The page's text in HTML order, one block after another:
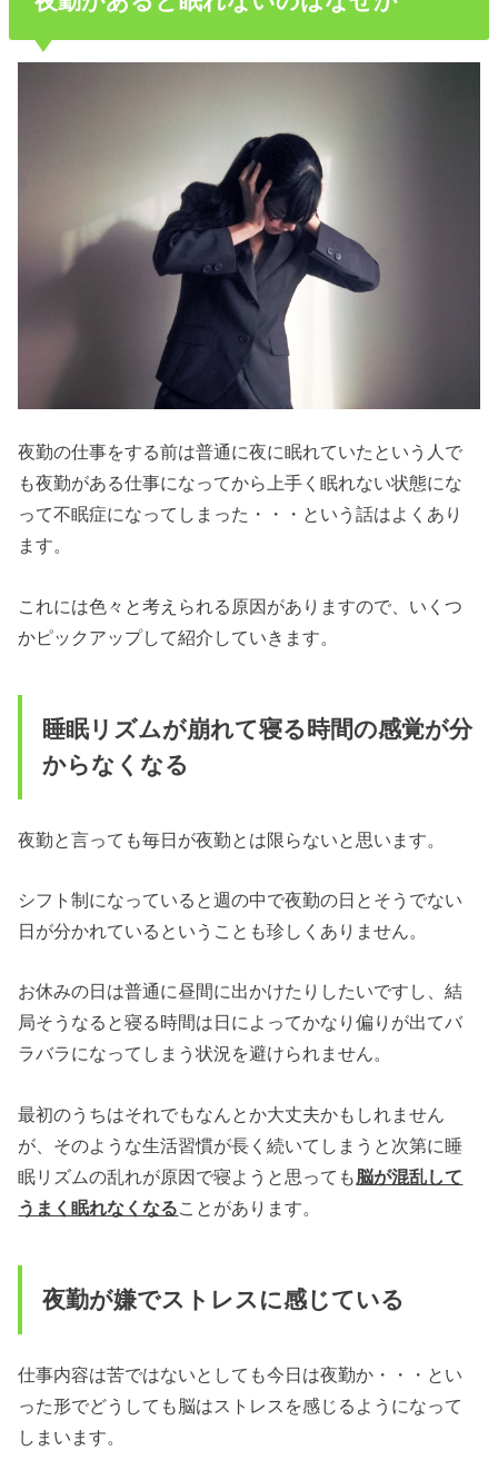
夜勤の仕事をする前は普通に夜に眠れていたという人で
も夜勤がある仕事になってから上手く眠れない状態にな
って不眠症になってしまった・・・という話はよくあり
ます。
これには色々と考えられる原因がありますので、いくつ
かピックアップして紹介していきます。
睡眠リズムが崩れて寝る時間の感覚が分
からなくなる
夜勤と言っても毎日が夜勤とは限らないと思います。
シフト制になっていると週の中で夜勤の日とそうでない
日が分かれているということも珍しくありません。
お休みの日は普通に昼間に出かけたりしたいですし、結
局そうなると寝る時間は日によってかなり偏りが出てバ
ラバラになってしまう状況を避けられません。
最初のうちはそれでもなんとか大丈夫かもしれません
が、そのような生活習慣が長く続いてしまうと次第に睡
眠リズムの乱れが原因で寝ようと思っても脳が混乱して
うまく眠れなくなることがあります。
夜勤が嫌でストレスに感じている
仕事内容は苦ではないとしても今日は夜勤か・・・とい
った形でどうしても脳はストレスを感じるようになって
しまいます。